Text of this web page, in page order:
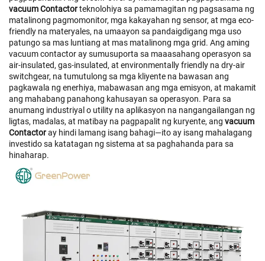
vacuum Contactorteknolohiya sa pamamagitan ng pagsasama ng
matalinong pagmomonitor, mga kakayahan ng sensor, at mga eco-
friendly na materyales, na umaayon sa pandaigdigang mga uso
patungo sa mas luntiang at mas matalinong mga grid. Ang aming
vacuum contactor ay sumusuporta sa maaasahang operasyon sa
air-insulated, gas-insulated, at environmentally friendly na dry-air
switchgear, na tumutulong sa mga kliyente na bawasan ang
pagkawala ng enerhiya, mabawasan ang mga emisyon, at makamit
ang mahabang panahong kahusayan sa operasyon. Para sa
anumang industriyal o utility na aplikasyon na nangangailangan ng
ligtas, madalas, at matibay na pagpapalit ng kuryente, ang vacuum
Contactoray hindi lamang isang bahagi—ito ay isang mahalagang
investido sa katatagan ng sistema at sa paghahanda para sa
hinaharap.